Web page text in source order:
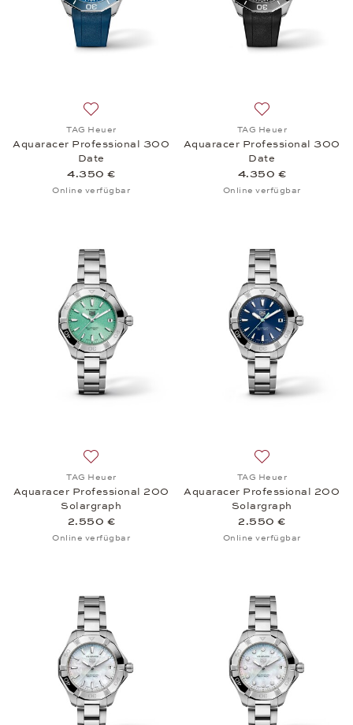
TAG Heuer
Aquaracer Professional 300
Date
4.350 €
Online verfügbar
TAG Heuer
Aquaracer Professional 300
Date
4.350 €
Online verfügbar
TAG Heuer
Aquaracer Professional 200
Solargraph
2.550 €
Online verfügbar
TAG Heuer
Aquaracer Professional 200
Solargraph
2.550 €
Online verfügbar